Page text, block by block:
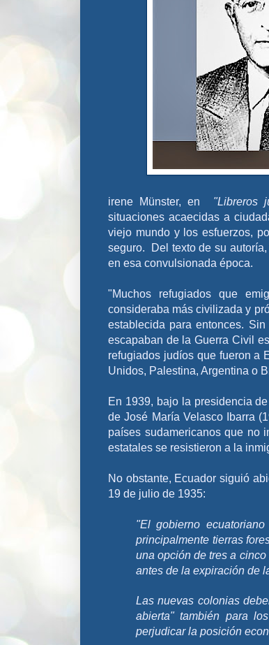
irene Münster, en "Libreros
situaciones acaecidas a
viejo mundo y los esfuerzos,
seguro. Del texto de su
en esa convulsionada época.
"Muchos refugiados que
consideraba más civilizada y
establecida para entonces.
escapaban de la Guerra Civil
refugiados judíos que fueron a
Unidos, Palestina, Argentina o
En 1939, bajo la presidencia
de José María Velasco Ibarra
países sudamericanos que no
estatales se resistieron a la
No obstante, Ecuador siguió
19 de julio de 1935:
"El gobierno
principalmente tierras
una opción de tres a
antes de la expiración de
Las nuevas colonias
abierta" también para
perjudicar la posición